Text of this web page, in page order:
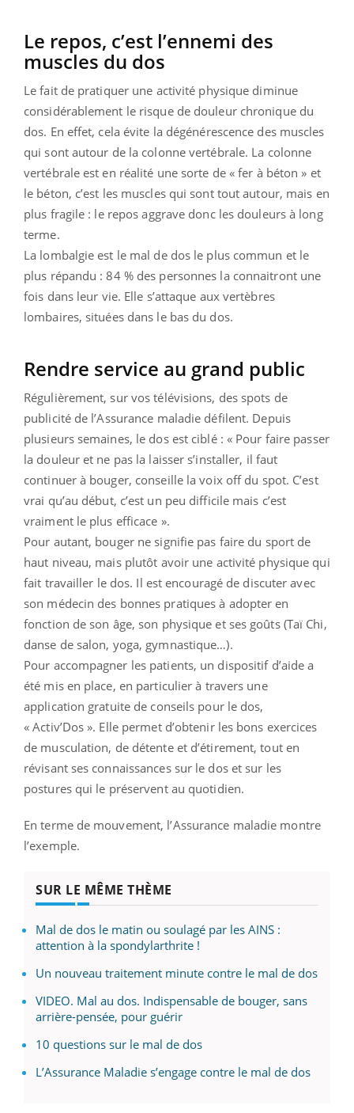
Le repos, c’est l’ennemi des
muscles du dos
Le fait de pratiquer une activité physique diminue
considérablement le risque de douleur chronique du
dos. En effet, cela évite la dégénérescence des muscles
qui sont autour de la colonne vertébrale. La colonne
vertébrale est en réalité une sorte de « fer à béton » et
le béton, c’est les muscles qui sont tout autour, mais en
plus fragile : le repos aggrave donc les douleurs à long
terme.
La lombalgie est le mal de dos le plus commun et le
plus répandu : 84 % des personnes la connaitront une
fois dans leur vie. Elle s’attaque aux vertèbres
lombaires, situées dans le bas du dos.
Rendre service au grand public
Régulièrement, sur vos télévisions, des spots de
publicité de l’Assurance maladie défilent. Depuis
plusieurs semaines, le dos est ciblé : « Pour faire passer
la douleur et ne pas la laisser s’installer, il faut
continuer à bouger, conseille la voix off du spot. C’est
vrai qu’au début, c’est un peu difficile mais c’est
vraiment le plus efficace ».
Pour autant, bouger ne signifie pas faire du sport de
haut niveau, mais plutôt avoir une activité physique qui
fait travailler le dos. Il est encouragé de discuter avec
son médecin des bonnes pratiques à adopter en
fonction de son âge, son physique et ses goûts (Taï Chi,
danse de salon, yoga, gymnastique…).
Pour accompagner les patients, un dispositif d’aide a
été mis en place, en particulier à travers une
application gratuite de conseils pour le dos,
« Activ’Dos ». Elle permet d’obtenir les bons exercices
de musculation, de détente et d’étirement, tout en
révisant ses connaissances sur le dos et sur les
postures qui le préservent au quotidien.
En terme de mouvement, l’Assurance maladie montre
l’exemple.
SUR LE MÊME THÈME
Mal de dos le matin ou soulagé par les AINS :
attention à la spondylarthrite !
Un nouveau traitement minute contre le mal de dos
VIDEO. Mal au dos. Indispensable de bouger, sans
arrière-pensée, pour guérir
10 questions sur le mal de dos
L’Assurance Maladie s’engage contre le mal de dos